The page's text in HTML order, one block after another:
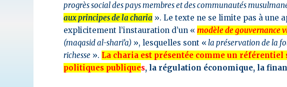
progrès social des pays membres et des communautés
aux principes de la charia ». Le texte ne se limite pas à une
explicitement l’instauration d’un «modèle de gouvernance
(maqasid al-shari’a) », lesquelles sont « la préservation de la
richesse ». La charia est présentée comme un
politiques publiques, la régulation économique, la